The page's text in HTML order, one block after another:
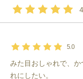
5.0
みた目おしゃれで、
れにしたい。